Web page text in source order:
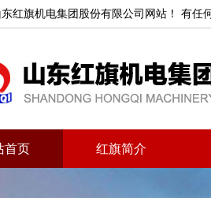
红旗机电集团股份有限公司网站！ 有任
首页 红旗简介